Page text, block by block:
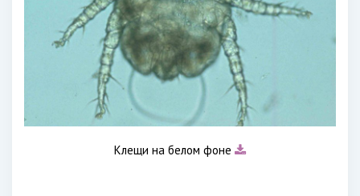
Клещи на белом фоне